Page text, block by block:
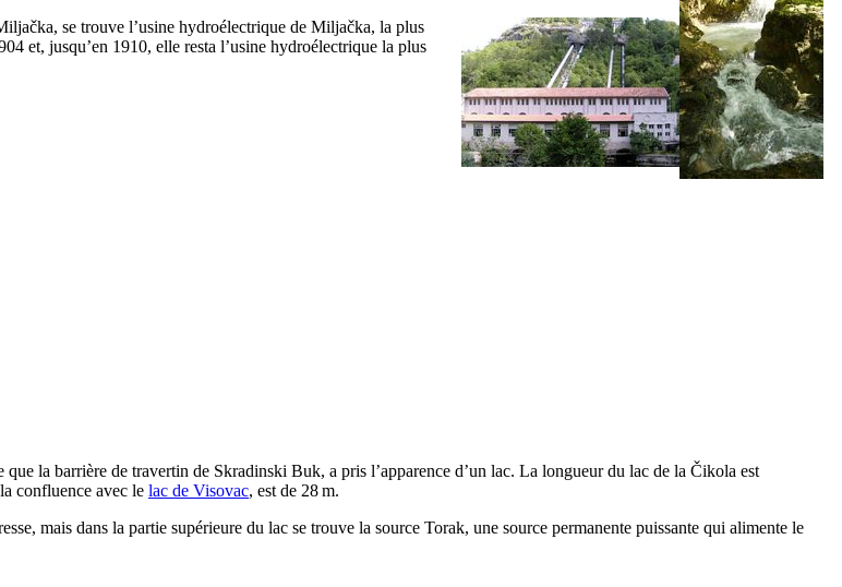
, se trouve l’usine hydroélectrique de Miljačka, la plus
et, jusqu’en 1910, elle resta l’usine hydroélectrique la plus
que la barrière de travertin de Skradinski Buk, a pris l’apparence d’un lac. La longueur du lac de la Čikola est
confluence avec le lac de Visovac, est de 28 m.
mais dans la partie supérieure du lac se trouve la source Torak, une source permanente puissante qui alimente le